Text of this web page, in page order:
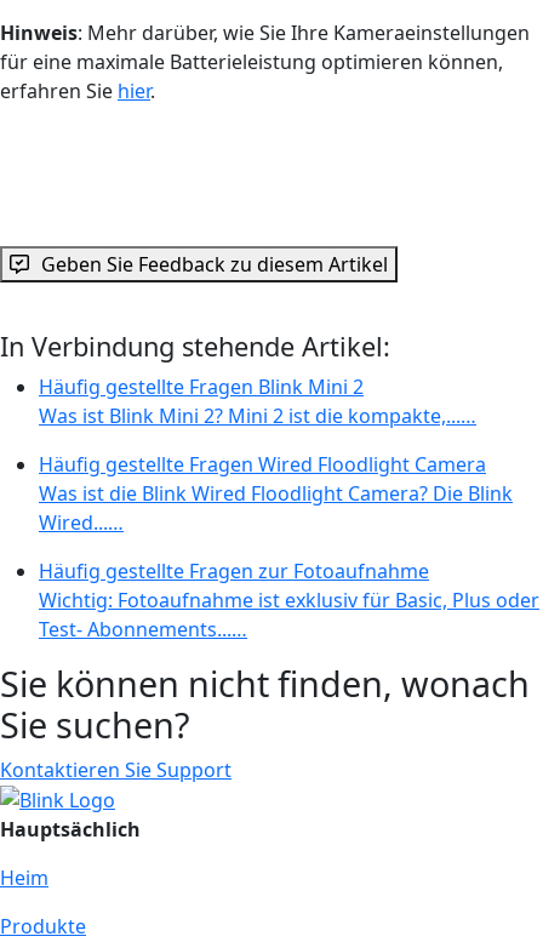
Hinweis: Mehr darüber, wie Sie Ihre Kameraeinstellungen
für eine maximale Batterieleistung optimieren können,
erfahren Sie hier.
Geben Sie Feedback zu diesem Artikel
In Verbindung stehende Artikel:
Häufig gestellte Fragen Blink Mini 2
Was ist Blink Mini 2? Mini 2 ist die kompakte,...…
Häufig gestellte Fragen Wired Floodlight Camera
Was ist die Blink Wired Floodlight Camera? Die Blink
Wired...…
Häufig gestellte Fragen zur Fotoaufnahme
Wichtig: Fotoaufnahme ist exklusiv für Basic, Plus oder
Test- Abonnements...…
Sie können nicht finden, wonach
Sie suchen?
Kontaktieren Sie Support
Hauptsächlich
Heim
Produkte